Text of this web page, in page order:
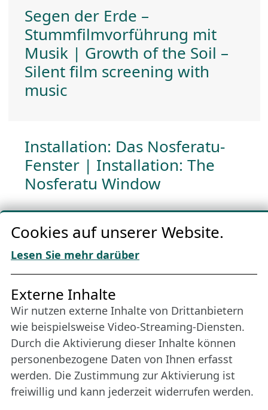
Segen der Erde –
Stummfilmvorführung mit
Musik | Growth of the Soil –
Silent film screening with
music
Installation: Das Nosferatu-
Fenster | Installation: The
Nosferatu Window
LIVESHOW: Dimma
Finnland 2023, 40 Min.
Regie: Anton Johansson, Axel Hjo, Simon
Häger
LIVESHOW: Sounds of the
Ocean
Deutschland 2023, 45 Min.
Regie: Joshua Sam Miller, Elise Lein
Cookies auf unserer Website.
Lesen Sie mehr darüber
Externe Inhalte
Wir nutzen externe Inhalte von Drittanbietern
wie beispielsweise Video-Streaming-Diensten.
Durch die Aktivierung dieser Inhalte können
personenbezogene Daten von Ihnen erfasst
werden. Die Zustimmung zur Aktivierung ist
freiwillig und kann jederzeit widerrufen werden.